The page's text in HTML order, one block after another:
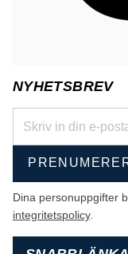
NYHETSBREV
Dina personuppgifter
integritetspolicy.